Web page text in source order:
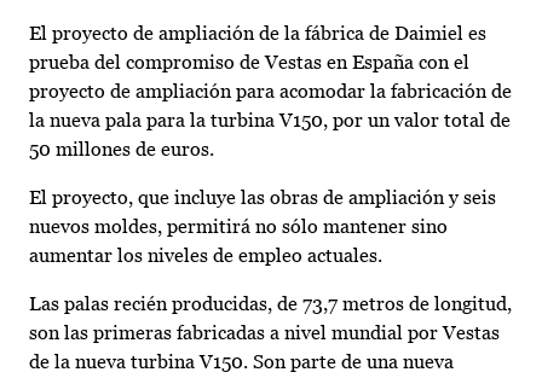
El proyecto de ampliación de la fábrica de Daimiel es
prueba del compromiso de Vestas en España con el
proyecto de ampliación para acomodar la fabricación de
la nueva pala para la turbina V150, por un valor total de
50 millones de euros.
El proyecto, que incluye las obras de ampliación y seis
nuevos moldes, permitirá no sólo mantener sino
aumentar los niveles de empleo actuales.
Las palas recién producidas, de 73,7 metros de longitud,
son las primeras fabricadas a nivel mundial por Vestas
de la nueva turbina V150. Son parte de una nueva